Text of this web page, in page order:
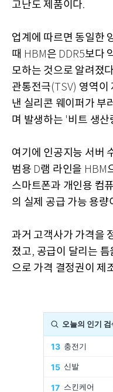
고난도 제품이다.
업계에 따르면 동일한
때 HBM 은 DDR5보다
모하는 것으로 알려졌다
관통전극(TSV) 영역이
낸 실리콘 웨이퍼가 부
며 발생하는 '비트 생산
여기에 인공지능 서버
범용 D램 라인을 HBM
스마트폰과 개인용 컴
의 실제 공급 가능 용
과거 고객사가 가격을
졌고, 공급이 달리는
으로 가격 결정권이 제